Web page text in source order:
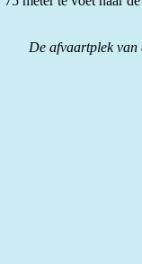
De afvaartplek